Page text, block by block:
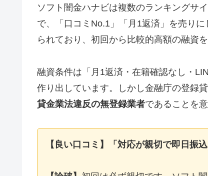
ソフト闇金ハナビは複数のランキングサ
で、「口コミNo.1」「月1返済」を売り
られており、初回から比較的高額の融資
融資条件は「月1返済・在籍確認なし・
作り出しています。しかし金融庁の登録
貸金業法違反の無登録業者であることを意
【良い口コミ】「対応が親切で即日振